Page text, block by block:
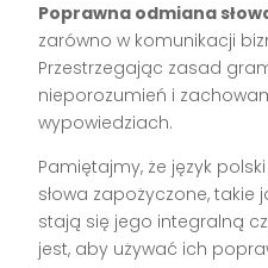
Poprawna odmiana
zarówno w komunikacji
Przestrzegając zasad
nieporozumień i
wypowiedziach.
Pamiętajmy, że język
słowa zapożyczone, takie
stają się jego integralną
jest, aby używać ich